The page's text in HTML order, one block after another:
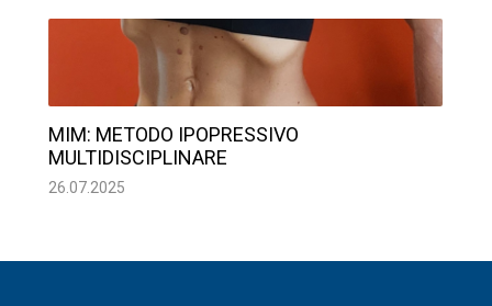
MIM: METODO IPOPRESSIVO
MULTIDISCIPLINARE
26.07.2025